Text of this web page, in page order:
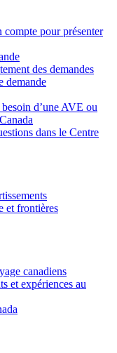
compte pour présenter
des demandes
demande
d’une AVE ou
dans le Centre
et frontières
canadiens
et expériences au